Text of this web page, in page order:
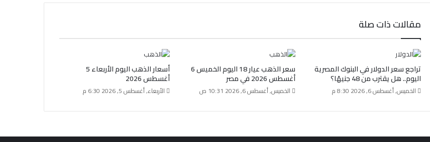
مقالات ذات صلة
تراجع سعر الدولار في البنوك المصرية
اليوم.. هل يقترب من 48 جنيهًا؟
الخميس, أغسطس 6, 2026 8:30 م
سعر الذهب عيار 18 اليوم الخميس 6
أغسطس 2026 في مصر
الخميس, أغسطس 6, 2026 10:31 ص
أسعار الذهب اليوم الأربعاء 5
أغسطس 2026
الأربعاء, أغسطس 5, 2026 6:30 م